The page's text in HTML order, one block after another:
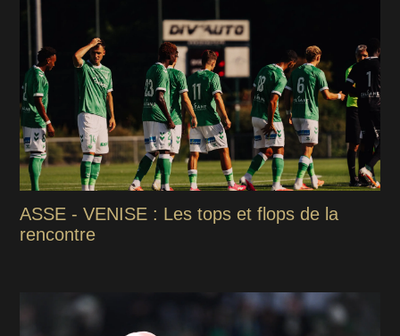
ASSE - VENISE : Les tops et flops de la
rencontre